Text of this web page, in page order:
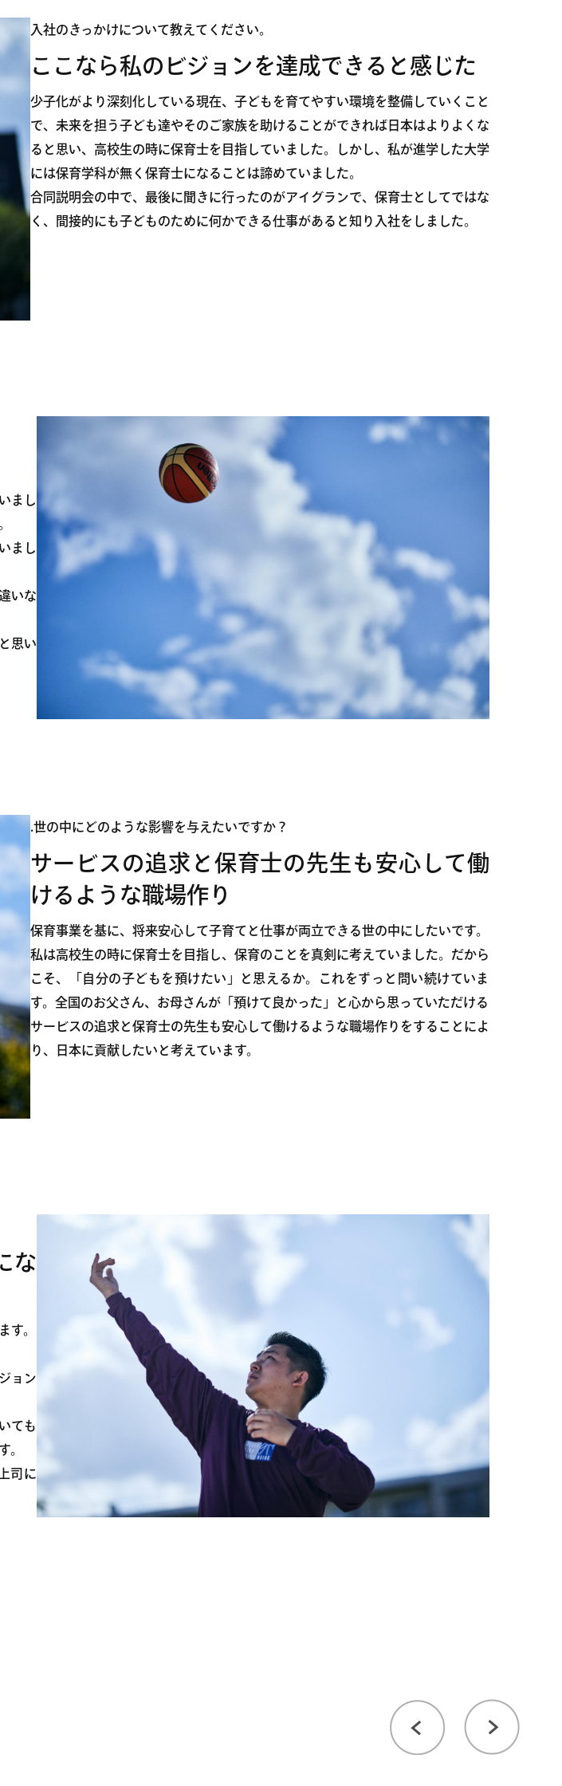
入社のきっかけについて教えてください。
ここなら私のビジョンを達成できると感じた
少子化がより深刻化している現在、子どもを育てやすい環境を整備していくこと
で、未来を担う子ども達やそのご家族を助けることができれば日本はよりよくな
ると思い、高校生の時に保育士を目指していました。しかし、私が進学した大学
には保育学科が無く保育士になることは諦めていました。
合同説明会の中で、最後に聞きに行ったのがアイグランで、保育士としてではな
く、間接的にも子どものために何かできる仕事があると知り入社をしました。
まし
まし
いな
思い
.世の中にどのような影響を与えたいですか？
サービスの追求と保育士の先生も安心して働
けるような職場作り
保育事業を基に、将来安心して子育てと仕事が両立できる世の中にしたいです。
私は高校生の時に保育士を目指し、保育のことを真剣に考えていました。だから
こそ、「自分の子どもを預けたい」と思えるか。これをずっと問い続けていま
す。全国のお父さん、お母さんが「預けて良かった」と心から思っていただける
サービスの追求と保育士の先生も安心して働けるような職場作りをすることによ
り、日本に貢献したいと考えています。
な
す。
ョン
ても
。
司に